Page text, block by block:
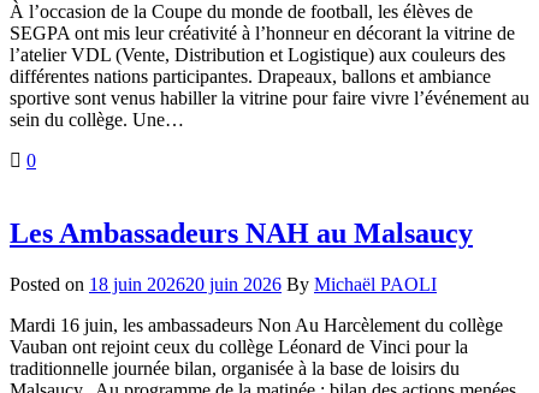
À l’occasion de la Coupe du monde de football, les élèves de
SEGPA ont mis leur créativité à l’honneur en décorant la vitrine de
l’atelier VDL (Vente, Distribution et Logistique) aux couleurs des
différentes nations participantes. Drapeaux, ballons et ambiance
sportive sont venus habiller la vitrine pour faire vivre l’événement au
sein du collège. Une…
0
Les Ambassadeurs NAH au Malsaucy
Posted on 18 juin 202620 juin 2026 By Michaël PAOLI
Mardi 16 juin, les ambassadeurs Non Au Harcèlement du collège
Vauban ont rejoint ceux du collège Léonard de Vinci pour la
traditionnelle journée bilan, organisée à la base de loisirs du